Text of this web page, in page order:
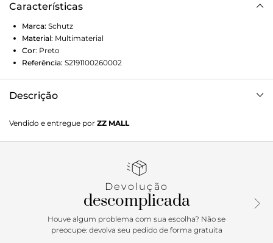
Características
Marca: Schutz
Material: Multimaterial
Cor: Preto
Referência: S2191100260002
Descrição
compor looks atuais e cheios de personalidade no dia a dia.
O modelo une estilo e conforto em uma construção
fashionistas, garantindo versatilidade e um visual
Vendido e entregue por ZZ MALL
Devolução
descomplicada
Houve algum problema com sua escolha? Não se
preocupe: devolva seu pedido de forma gratuita